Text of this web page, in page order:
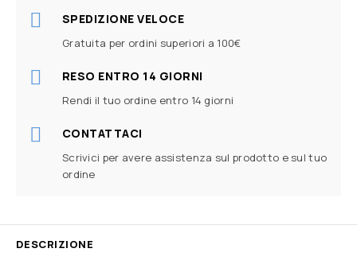
SPEDIZIONE VELOCE
Gratuita per ordini superiori a 100€
RESO ENTRO 14 GIORNI
Rendi il tuo ordine entro 14 giorni
CONTATTACI
Scrivici per avere assistenza sul prodotto e sul tuo
ordine
DESCRIZIONE